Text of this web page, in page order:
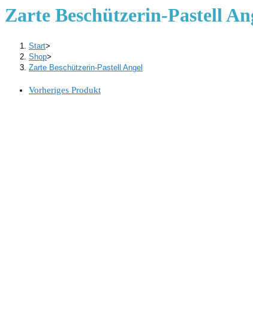
Zarte Beschützerin-Pastell
Start>
Shop>
Zarte Beschützerin-Pastell Angel
Vorheriges Produkt